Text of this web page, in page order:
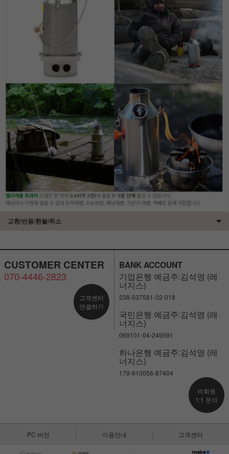
세요!
교환/반품/환불/취소
CUSTOMER CENTER
070-4446-2823
고객센터
연결하기
BANK ACCOUNT
기업은행 예금주:김석영 (레
너지스)
238-037581-02-018
국민은행 예금주:김석영 (레
너지스)
069101-04-249591
하나은행 예금주:김석영 (레
너지스)
179-910056-87404
비회원
1:1 문의
PC 버전 이용안내 고객센터